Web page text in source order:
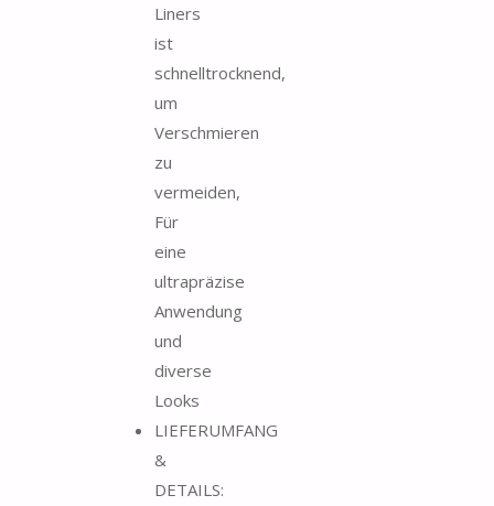
Liners
ist
schnelltrocknend,
um
Verschmieren
zu
vermeiden,
Für
eine
ultrapräzise
Anwendung
und
diverse
Looks
LIEFERUMFANG
&
DETAILS: